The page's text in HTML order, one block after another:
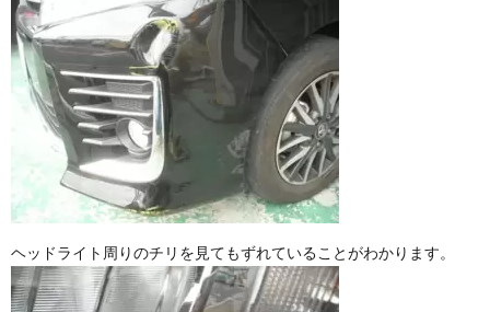
ヘッドライト周りのチリを見てもずれていることがわかります。